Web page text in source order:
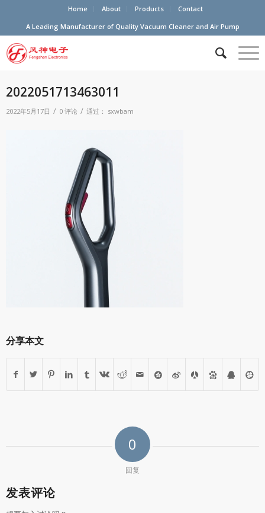
Home About Products
Contact
A Leading Manufacturer of Quality Vacuum Cleaner and Air Pump
2022051713463011
2022年5月17日 / 0 评论 / 通过： sxwbam
分享本文
0
回复
发表评论